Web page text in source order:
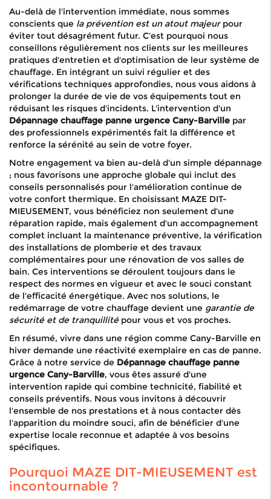
Au-delà de l'intervention immédiate, nous sommes
conscients que la prévention est un atout majeurpour
éviter tout désagrément futur. C'est pourquoi nous
conseillons régulièrement nos clients sur les meilleures
pratiques d'entretien et d'optimisation de leur système de
chauffage. En intégrant un suivi régulier et des
vérifications techniques approfondies, nous vous aidons à
prolonger la durée de vie de vos équipements tout en
réduisant les risques d'incidents. L'intervention d'un
Dépannage chauffage panne urgence Cany-Barville par
des professionnels expérimentés fait la différence et
renforce la sérénité au sein de votre foyer.
Notre engagement va bien au-delà d'un simple dépannage
; nous favorisons une approche globale qui inclut des
conseils personnalisés pour l'amélioration continue de
votre confort thermique. En choisissant MAZE DIT-
MIEUSEMENT, vous bénéficiez non seulement d'une
réparation rapide, mais également d'un accompagnement
complet incluant la maintenance préventive, la vérification
des installations de plomberie et des travaux
complémentaires pour une rénovation de vos salles de
bain. Ces interventions se déroulent toujours dans le
respect des normes en vigueur et avec le souci constant
de l'efficacité énergétique. Avec nos solutions, le
redémarrage de votre chauffage devient une garantie de
sécurité et de tranquillitépour vous et vos proches.
En résumé, vivre dans une région comme Cany-Barville en
hiver demande une réactivité exemplaire en cas de panne.
Grâce à notre service de Dépannage chauffage panne
urgence Cany-Barville, vous êtes assuré d'une
intervention rapide qui combine technicité, fiabilité et
conseils préventifs. Nous vous invitons à découvrir
l'ensemble de nos prestations et à nous contacter dès
l'apparition du moindre souci, afin de bénéficier d'une
expertise locale reconnue et adaptée à vos besoins
spécifiques.
Pourquoi MAZE DIT-MIEUSEMENT est
incontournable ?